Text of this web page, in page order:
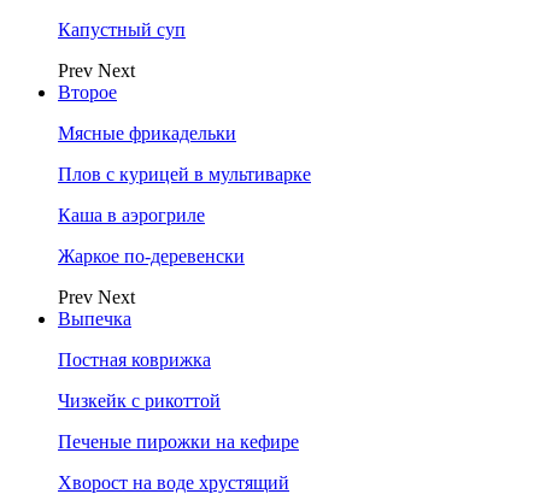
Капустный суп
Prev Next
Второе
Мясные фрикадельки
Плов с курицей в мультиварке
Каша в аэрогриле
Жаркое по-деревенски
Prev Next
Выпечка
Постная коврижка
Чизкейк с рикоттой
Печеные пирожки на кефире
Хворост на воде хрустящий